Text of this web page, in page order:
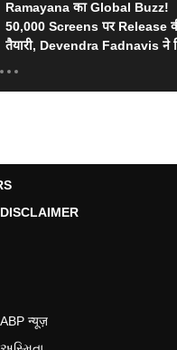
Ramayana का Global Buzz!
50,000 Screens पर Release
तैयारी, Devendra Fadnavis ने
DISCLAIMER
ABP न्यूज़